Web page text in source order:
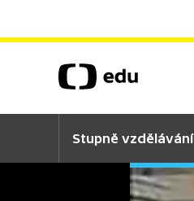
Stupně vzdělávání